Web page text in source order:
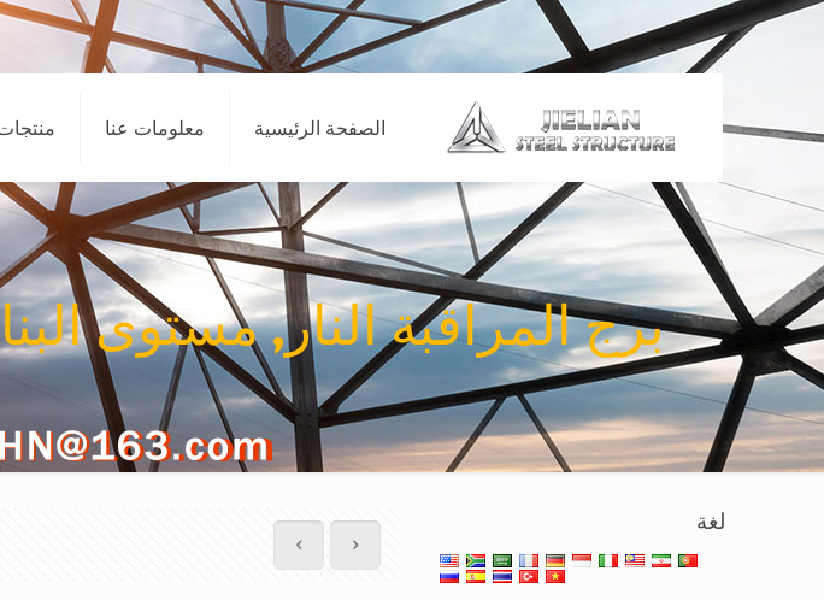
الصفحة الرئيسية معلومات عنا
برج المراقبة النار, مستوى
لغة